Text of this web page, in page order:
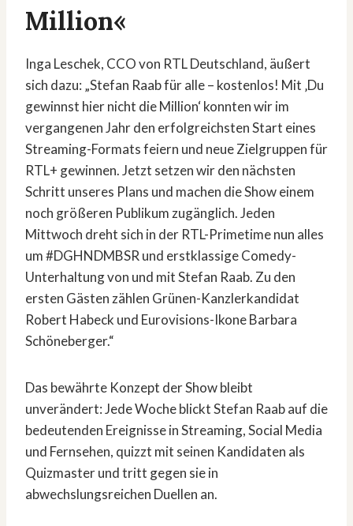
Million«
Inga Leschek, CCO von RTL Deutschland, äußert
sich dazu: „Stefan Raab für alle – kostenlos! Mit ‚Du
gewinnst hier nicht die Million‘ konnten wir im
vergangenen Jahr den erfolgreichsten Start eines
Streaming-Formats feiern und neue Zielgruppen für
RTL+ gewinnen. Jetzt setzen wir den nächsten
Schritt unseres Plans und machen die Show einem
noch größeren Publikum zugänglich. Jeden
Mittwoch dreht sich in der RTL-Primetime nun alles
um #DGHNDMBSR und erstklassige Comedy-
Unterhaltung von und mit Stefan Raab. Zu den
ersten Gästen zählen Grünen-Kanzlerkandidat
Robert Habeck und Eurovisions-Ikone Barbara
Schöneberger.“
Das bewährte Konzept der Show bleibt
unverändert: Jede Woche blickt Stefan Raab auf die
bedeutenden Ereignisse in Streaming, Social Media
und Fernsehen, quizzt mit seinen Kandidaten als
Quizmaster und tritt gegen sie in
abwechslungsreichen Duellen an.